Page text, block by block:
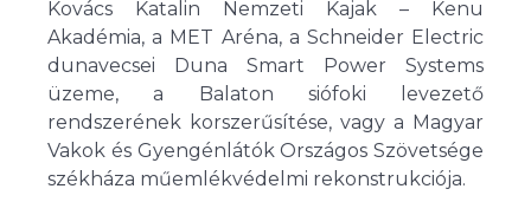
Kovács Katalin Nemzeti Kajak – Kenu
Akadémia, a MET Aréna, a Schneider Electric
dunavecsei Duna Smart Power Systems
üzeme, a Balaton siófoki levezető
rendszerének korszerűsítése, vagy a Magyar
Vakok és Gyengénlátók Országos Szövetsége
székháza műemlékvédelmi rekonstrukciója.